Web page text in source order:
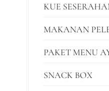
KUE
MAKANAN
PAKET MENU
SNACK BOX